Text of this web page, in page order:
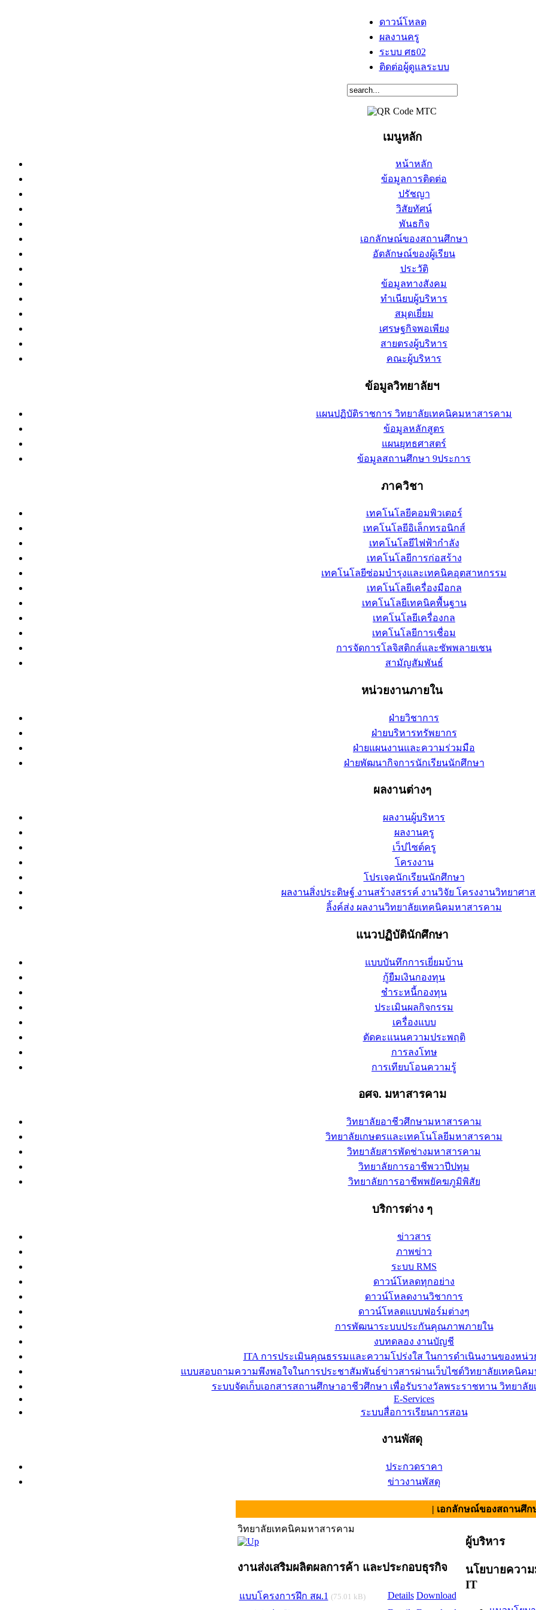
ดาวน์โหลด
ผลงานครู
ระบบ ศธ02
ติดต่อผู้ดูแลระบบ
เมนูหลัก
หน้าหลัก
ข้อมูลการติดต่อ
ปรัชญา
วิสัยทัศน์
พันธกิจ
เอกลักษณ์ของสถานศึกษา
อัตลักษณ์ของผู้เรียน
ประวัติ
ข้อมูลทางสังคม
ทำเนียบผู้บริหาร
สมุดเยี่ยม
เศรษฐกิจพอเพียง
สายตรงผู้บริหาร
คณะผู้บริหาร
ข้อมูลวิทยาลัยฯ
แผนปฏิบัติราชการ วิทยาลัยเทคนิคมหาสารคาม
ข้อมูลหลักสูตร
แผนยุทธศาสตร์
ข้อมูลสถานศึกษา 9ประการ
ภาควิชา
เทคโนโลยีคอมพิวเตอร์
เทคโนโลยีอิเล็กทรอนิกส์
เทคโนโลยีไฟฟ้ากำลัง
เทคโนโลยีการก่อสร้าง
เทคโนโลยีซ่อมบำรุงและเทคนิคอุตสาหกรรม
เทคโนโลยีเครื่องมือกล
เทคโนโลยีเทคนิคพื้นฐาน
เทคโนโลยีเครื่องกล
เทคโนโลยีการเชื่อม
การจัดการโลจิสติกส์และซัพพลายเชน
สามัญสัมพันธ์
หน่วยงานภายใน
ฝ่ายวิชาการ
ฝ่ายบริหารทรัพยากร
ฝ่ายแผนงานและความร่วมมือ
ฝ่ายพัฒนากิจการนักเรียนนักศึกษา
ผลงานต่างๆ
ผลงานผู้บริหาร
ผลงานครู
เว็ปไซต์ครู
โครงงาน
โปรเจคนักเรียนนักศึกษา
ผลงานสิ่งประดิษฐ์ งานสร้างสรรค์ งานวิจัย โครงงานวิทยาศา
ลิ้งค์ส่ง ผลงานวิทยาลัยเทคนิคมหาสารคาม
แนวปฏิบัตินักศึกษา
แบบบันทึกการเยี่ยมบ้าน
กู้ยืมเงินกองทุน
ชำระหนี้กองทุน
ประเมินผลกิจกรรม
เครื่องแบบ
ตัดคะแนนความประพฤติ
การลงโทษ
การเทียบโอนความรู้
อศจ. มหาสารคาม
วิทยาลัยอาชีวศึกษามหาสารคาม
วิทยาลัยเกษตรและเทคโนโลยีมหาสารคาม
วิทยาลัยสารพัดช่างมหาสารคาม
วิทยาลัยการอาชีพวาปีปทุม
วิทยาลัยการอาชีพพยัคฆภูมิพิสัย
บริการต่าง ๆ
ข่าวสาร
ภาพข่าว
ระบบ RMS
ดาวน์โหลดทุกอย่าง
ดาวน์โหลดงานวิชาการ
ดาวน์โหลดแบบฟอร์มต่างๆ
การพัฒนาระบบประกันคุณภาพภายใน
งบทดลอง งานบัญชี
ITA การประเมินคุณธรรมและความโปร่งใส ในการดำเนินงานของหน่
แบบสอบถามความพึงพอใจในการประชาสัมพันธ์ข่าวสารผ่านเว็บไซต์วิทยาลัยเทคนิคม
ระบบจัดเก็บเอกสารสถานศึกษาอาชีวศึกษา เพื่อรับรางวัลพระราชทาน วิทยาลั
E-Services
ระบบสื่อการเรียนการสอน
งานพัสดุ
ประกวดราคา
ข่าวงานพัสดุ
| เอกลักษณ์ของสถานศึกษา :
วิทยาลัยเทคนิคมหาสารคาม
งานส่งเสริมผลิตผลการค้า และประกอบธุรกิจ
แบบโครงการฝึก สผ.1 (75.01 kB) Details Download
ผู้บริหาร
นโยบายควา
IT